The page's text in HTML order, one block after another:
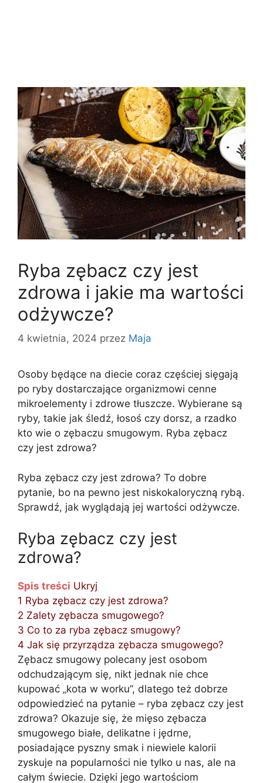
Ryba zębacz czy jest
zdrowa i jakie ma wartości
odżywcze?
4 kwietnia, 2024 przez Maja
Osoby będące na diecie coraz częściej sięgają
po ryby dostarczające organizmowi cenne
mikroelementy i zdrowe tłuszcze. Wybierane są
ryby, takie jak śledź, łosoś czy dorsz, a rzadko
kto wie o zębaczu smugowym. Ryba zębacz
czy jest zdrowa?
Ryba zębacz czy jest zdrowa? To dobre
pytanie, bo na pewno jest niskokaloryczną rybą.
Sprawdź, jak wyglądają jej wartości odżywcze.
Ryba zębacz czy jest
zdrowa?
Spis treści Ukryj
1 Ryba zębacz czy jest zdrowa?
2 Zalety zębacza smugowego?
3 Co to za ryba zębacz smugowy?
4 Jak się przyrządza zębacza smugowego?
Zębacz smugowy polecany jest osobom
odchudzającym się, nikt jednak nie chce
kupować „kota w worku”, dlatego też dobrze
odpowiedzieć na pytanie – ryba zębacz czy jest
zdrowa? Okazuje się, że mięso zębacza
smugowego białe, delikatne i jędrne,
posiadające pyszny smak i niewiele kalorii
zyskuje na popularności nie tylko u nas, ale na
całym świecie. Dzięki jego wartościom